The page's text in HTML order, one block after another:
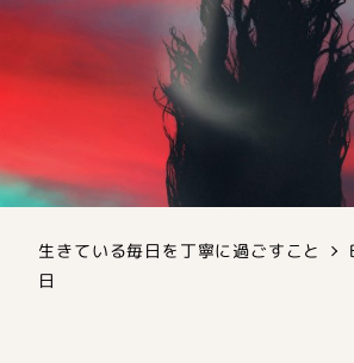
生きている毎日を丁寧に過ごすこと
日